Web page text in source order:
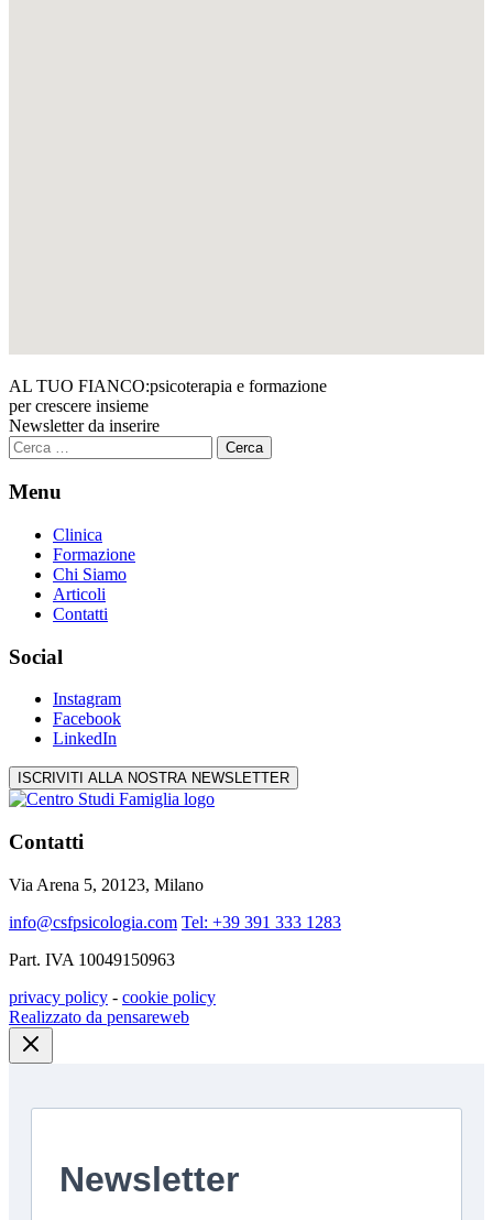
AL TUO FIANCO:psicoterapia e formazione
per crescere insieme
Newsletter da inserire
Ricerca
per:
Menu
Clinica
Formazione
Chi Siamo
Articoli
Contatti
Social
Instagram
Facebook
LinkedIn
ISCRIVITI ALLA NOSTRA NEWSLETTER
Contatti
Via Arena 5, 20123, Milano
info@csfpsicologia.com Tel: +39 391 333 1283
Part. IVA 10049150963
privacy policy - cookie policy
Realizzato da pensareweb